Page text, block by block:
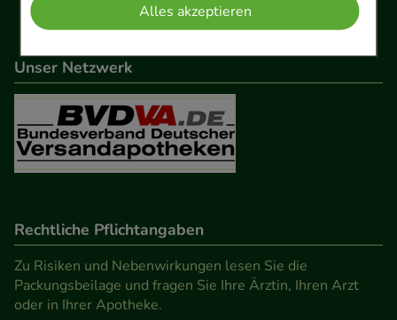
Komfort:Diese Cookies werden genutzt um das
Einkaufserlebnis noch ansprechender zu gestalten,
beispielsweise für die Wiedererkennung des
Besuchers oder unsere Seite an bevorzugte
Verhaltensweisen (z.B. Spracheinstellung)
anzupassen. Komfort-Cookies ermöglichen es uns
auch auf Ihre Bedürfnisse zugeschrittene Inhalte
betreiben.
Statistik & Tracking:Hierüber lassen sich
Informationen über die Art und Weise der Nutzung
Alles akzeptieren
Unser Netzwerk
Rechtliche Pflichtangaben
Zu Risiken und Nebenwirkungen lesen Sie die
Packungsbeilage und fragen Sie Ihre Ärztin, Ihren Arzt
oder in Ihrer Apotheke.